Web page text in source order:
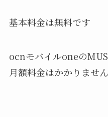
基本料金は無料です
ocnモバイルoneの
月額料金はかかりませ